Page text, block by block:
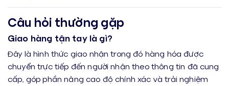
Câu hỏi thường gặp
Giao hàng tận tay là gì?
Đây là hình thức giao nhận trong đó hàng hóa được
chuyển trực tiếp đến người nhận theo thông tin đã cung
cấp, góp phần nâng cao độ chính xác và trải nghiệm